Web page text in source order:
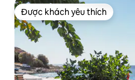
Được khách yêu thích
Được khách yêu thích